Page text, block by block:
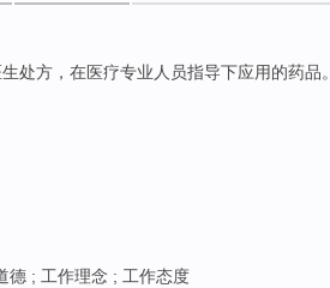
处方，在医疗专业人员指导下应用的药品。
德 ; 工作理念 ; 工作态度